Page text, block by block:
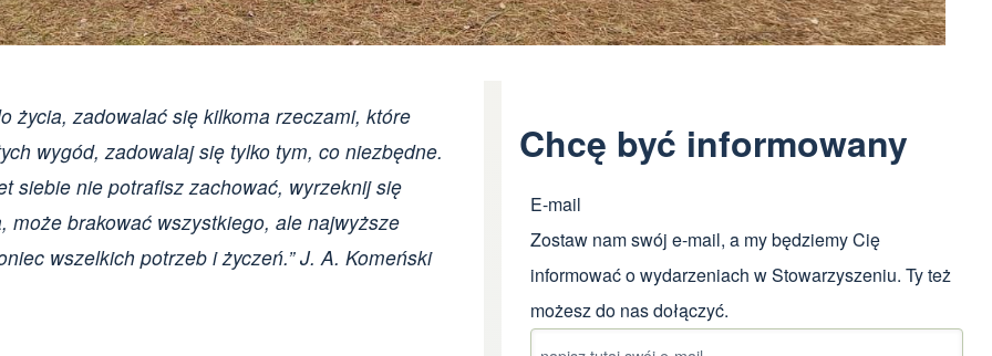
życia, zadowalać się kilkoma rzeczami, które
wygód, zadowalaj się tylko tym, co niezbędne.
siebie nie potrafisz zachować, wyrzeknij się
brakować wszystkiego, ale najwyższe
wszelkich potrzeb i życzeń.” J. A. Komeński
Chcę być informowany
E-mail
Zostaw nam swój e-mail, a my będziemy Cię
informować o wydarzeniach w Stowarzyszeniu. Ty też
możeszdo nas dołączyć.